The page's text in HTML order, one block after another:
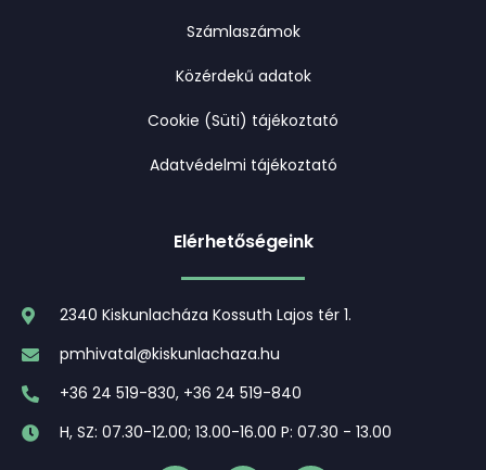
Számlaszámok
Közérdekű adatok
Cookie (Süti) tájékoztató
Adatvédelmi tájékoztató
Elérhetőségeink
2340 Kiskunlacháza Kossuth Lajos tér 1.
pmhivatal@kiskunlachaza.hu
+36 24 519-830, +36 24 519-840
H, SZ: 07.30-12.00; 13.00-16.00 P: 07.30 - 13.00